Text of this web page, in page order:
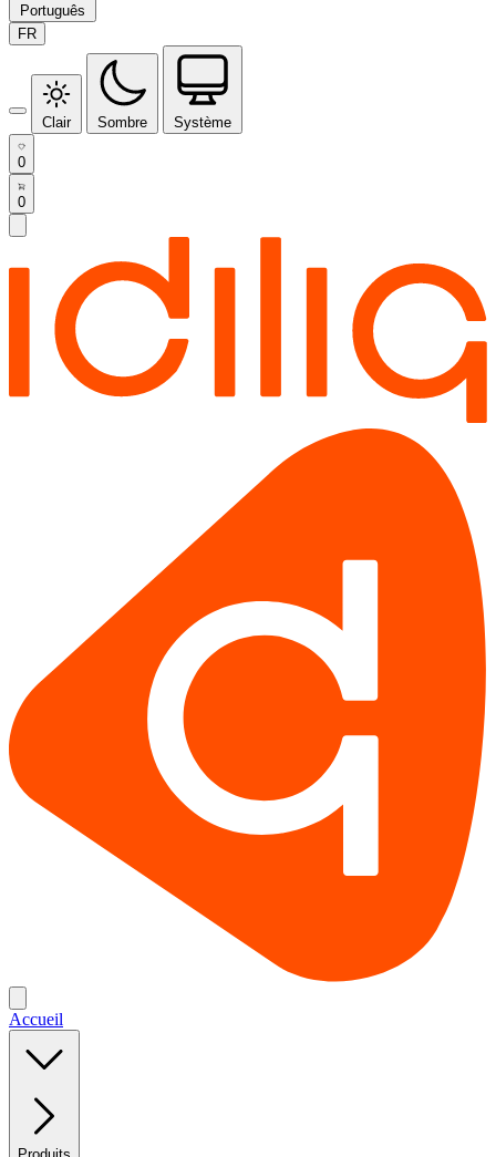
Português
FR
Clair Sombre Système
0
0
Accueil